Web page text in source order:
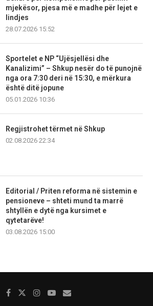
mjekësor, pjesa më e madhe për lejet e
lindjes
28.07.2026 15:52
Sportelet e NP “Ujësjellësi dhe
Kanalizimi” – Shkup nesër do të punojnë
nga ora 7:30 deri në 15:30, e mërkura
është ditë jopune
05.01.2026 10:36
Regjistrohet tërmet në Shkup
02.08.2026 22:34
Editorial / Priten reforma në sistemin e
pensioneve – shteti mund ta marrë
shtyllën e dytë nga kursimet e
qytetarëve!
03.08.2026 15:00